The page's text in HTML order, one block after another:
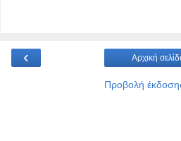
‹ Αρχική
Προβολή